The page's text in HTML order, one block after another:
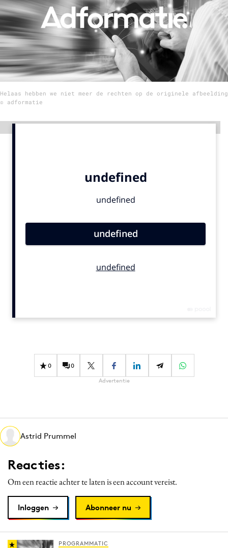
Menu
Home
9 sept: GenAI-training
12 nov: MarketingLive!
Adverteren
Campagnes
Data & Insights
Digital transformation
Interne communicatie
Martech
Media
Programmatic
Purpose Marketing
Reputatie & crisis
Helaas hebben we niet meer de rechten op de originele afbeelding
© adformatie
0 0
Advertentie
Astrid Prummel
Reacties:
Om een reactie achter te laten is een account vereist.
Inloggen Abonneer nu
PROGRAMMATIC